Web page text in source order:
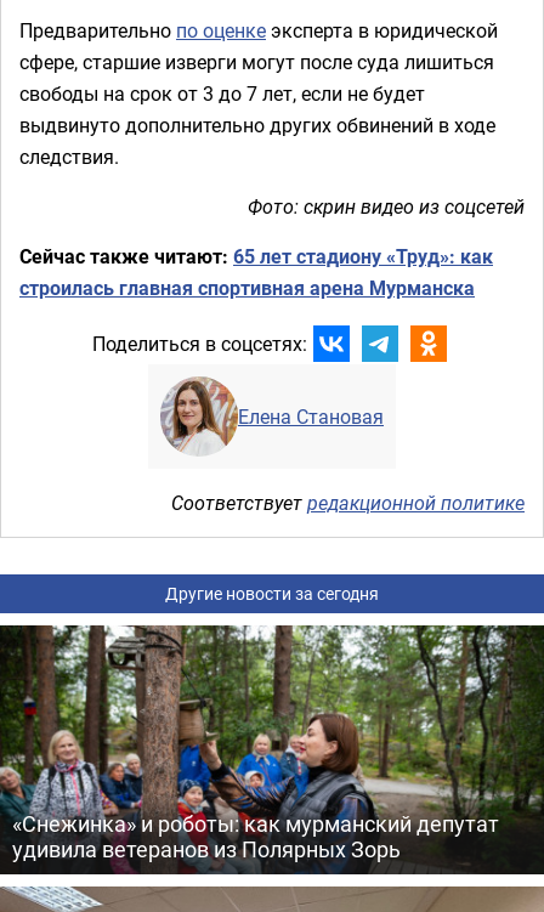
Предварительно по оценкеэксперта в юридической
сфере, старшие изверги могут после суда лишиться
свободы на срок от 3 до 7 лет, если не будет
выдвинуто дополнительно других обвинений в ходе
следствия.
Фото: скрин видео из соцсетей
Сейчас также читают: 65 лет стадиону «Труд»: как
строилась главная спортивная арена Мурманска
Поделиться в соцсетях:
Елена Становая
Соответствуетредакционной политике
Другие новости за сегодня
«Снежинка» и роботы: как мурманский депутат
удивила ветеранов из Полярных Зорь